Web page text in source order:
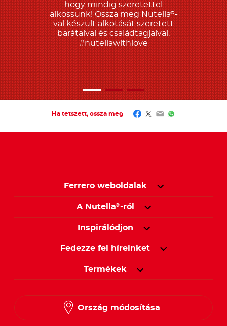
hogy mindig szeretettel
alkossunk! Ossza meg Nutella®-
val készült alkotását szeretett
barátaival és családtagjaival.
#nutellawithlove
Ha tetszett, ossza meg Facebook
Twitter
EmailWhatsApp
Ferrero weboldalak
A Nutella®-ról
Inspirálódjon
Fedezze fel híreinket
Termékek
Ország módosítása